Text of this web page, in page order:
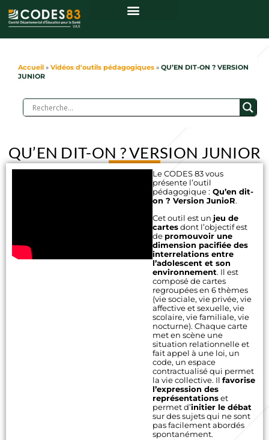
Accueil » Vidéos d'outils pédagogiques » QU’EN DIT-ON ? VERSION
JUNIOR
QU’EN DIT-ON ? VERSION JUNIOR
Le CODES 83 vous
présente l’outil
pédagogique : Qu’en dit-
on ? Version JunioR.
Cet outil est unjeu de
cartes dont l’objectif est
de promouvoir une
dimension pacifiée des
interrelations entre
l’adolescent et son
environnement. Il est
composé de cartes
regroupées en 6 thèmes
(vie sociale, vie privée, vie
affective et sexuelle, vie
scolaire, vie familiale, vie
nocturne). Chaque carte
met en scène une
situation relationnelle et
fait appel à une loi, un
code, un espace
contractualisé qui permet
la vie collective. Ilfavorise
l’expression des
représentations et
permet d’initier le débat
sur des sujets qui ne sont
pas facilement abordés
spontanément.